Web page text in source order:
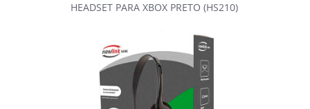
HEADSET PARA XBOX PRETO (HS210)